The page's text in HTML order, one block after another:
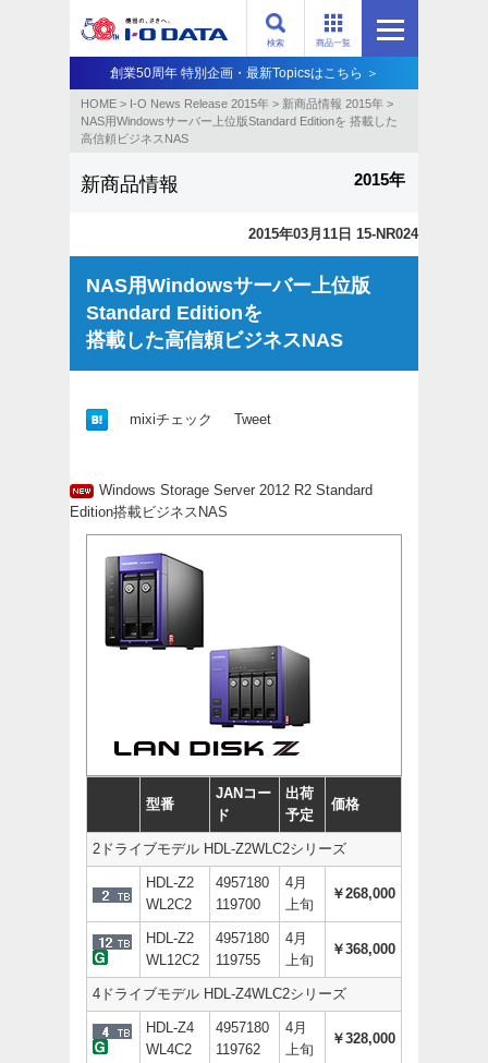
商品一覧
検索
創業50周年 特別企画・最新Topicsはこちら ＞
HOME > I-O News Release 2015年 > 新商品情報 2015年 >
NAS用Windowsサーバー上位版Standard Editionを 搭載した
高信頼ビジネスNAS
新商品情報 2015年
2015年03月11日 15-NR024
NAS用Windowsサーバー上位版
Standard Editionを
搭載した高信頼ビジネスNAS
mixiチェック Tweet
Windows Storage Server 2012 R2 Standard
Edition搭載ビジネスNAS
型番
JANコー
ド
出荷
予定
価格
2ドライブモデル HDL-Z2WLC2シリーズ
HDL-Z2
WL2C2
4957180
119700
4月
上旬
￥268,000
HDL-Z2
WL12C2
4957180
119755
4月
上旬
￥368,000
4ドライブモデル HDL-Z4WLC2シリーズ
HDL-Z4
WL4C2
4957180
119762
4月
上旬
￥328,000